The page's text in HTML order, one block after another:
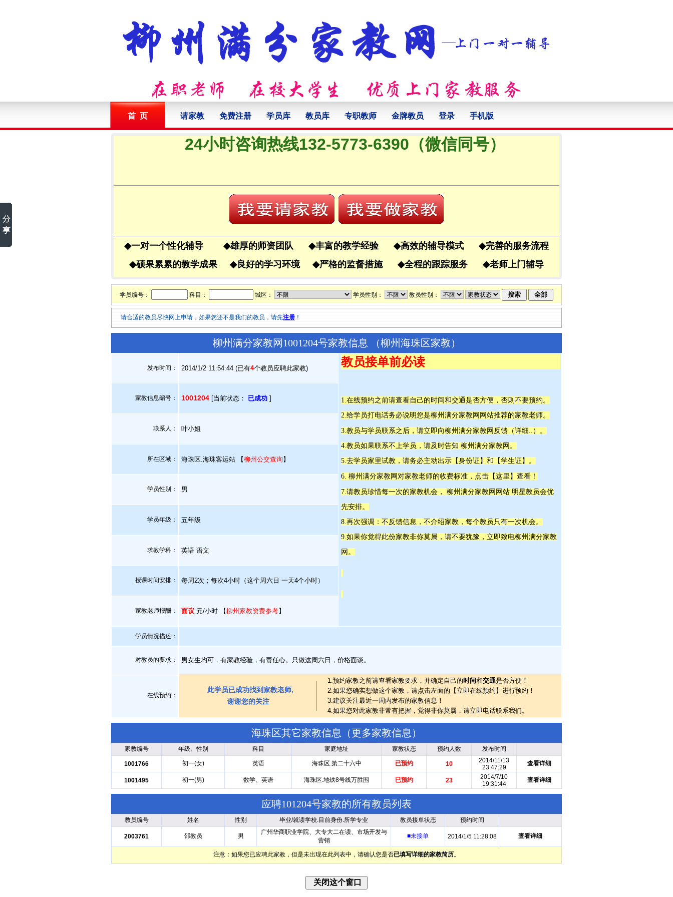
首 页 请家教 免费注册 学员库 教员库 专职教师 金牌教员 登录 手机版
24小时咨询热线132-5773-6390（微信同号）
◆一对一个性化辅导 ◆雄厚的师资团队 ◆丰富的教学经验 ◆高效的辅导模式 ◆完善的服务流程
◆硕果累累的教学成果 ◆良好的学习环境 ◆严格的监督措施 ◆全程的跟踪服务 ◆老师上门辅导
学员编号： 科目： 城区： 学员性别： 教员性别：
请合适的教员尽快网上申请，如果您还不是我们的教员，请先注册 ！
柳州满分家教网1001204号家教信息 （柳州海珠区家教）
发布时间： 2014/1/2 11:54:44 (已有4个教员应聘此家教) 教员接单前必读
1.在线预约之前请查看自己的时间和交通是否方便，否则不要预约。
2.给学员打电话务必说明您是柳州满分家教网网站推荐的家教老师。
3.教员与学员联系之后，请立即向柳州满分家教网反馈（详细..
）。
4.教员如果联系不上学员，请及时告知 柳州满分家教网。
5.去学员家里试教，请务必主动出示【身份证】和【学生证】。
6. 柳州满分家教网对家教老师的收费标准，点击【这里 】查看！
7.请教员珍惜每一次的家教机会， 柳州满分家教网网站 明星教员会优
先安排。
8.再次强调：不反馈信息，不介绍家教，每个教员只有一次机会。
9.如果你觉得此份家教非你莫属，请不要犹豫，立即致电柳州满分家教
网。
家教信息编号： 1001204 [当前状态： 已成功 ]
联系人： 叶小姐
所在区域： 海珠区.海珠客运站 【柳州公交查询 】
学员性别： 男
学员年级： 五年级
求教学科： 英语 语文
授课时间安排： 每周2次；每次4小时（这个周六日 一天4个小时）
家教老师报酬： 面议 元/小时 【柳州家教资费参考】
学员情况描述：
对教员的要求： 男女生均可，有家教经验，有责任心。只做这周六日，价格面谈。
在线预约：
此学员已成功找到家教老师,
谢谢您的关注
1.预约家教之前请查看家教要求，并确定自己的时间和交通是否方便！
2.如果您确实想做这个家教，请点击左面的【立即在线预约】进行预约！
3.建议关注最近一周内发布的家教信息！
4.如果您对此家教非常有把握，觉得非你莫属，请立即电话联系我们。
海珠区其它家教信息（更多家教信息 ）
家教编号 年级、性别 科目 家庭地址 家教状态 预约人数 发布时间
1001766 初一(女) 英语 海珠区.第二十六中 已预约 10
2014/11/13
23:47:29
查看详细
1001495 初一(男) 数学、英语 海珠区.地铁8号线万胜围 已预约 23
2014/7/10
19:31:44
查看详细
应聘101204号家教的所有教员列表
教员编号 姓名 性别 毕业/就读学校.目前身份.所学专业 教员接单状态 预约时间
2003761 邵教员 男
广州华商职业学院、大专大二在读、市场开发与
营销
■未接单 2014/1/5 11:28:08 查看详细
注意：如果您已应聘此家教，但是未出现在此列表中，请确认您是否已填写详细的家教简历。